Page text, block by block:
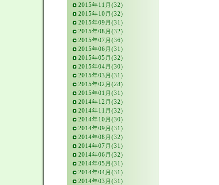
2015年11月(32)
2015年10月(32)
2015年09月(31)
2015年08月(32)
2015年07月(36)
2015年06月(31)
2015年05月(32)
2015年04月(30)
2015年03月(31)
2015年02月(28)
2015年01月(31)
2014年12月(32)
2014年11月(32)
2014年10月(30)
2014年09月(31)
2014年08月(32)
2014年07月(31)
2014年06月(32)
2014年05月(31)
2014年04月(31)
2014年03月(31)